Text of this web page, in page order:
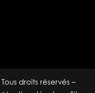
droits réservés –